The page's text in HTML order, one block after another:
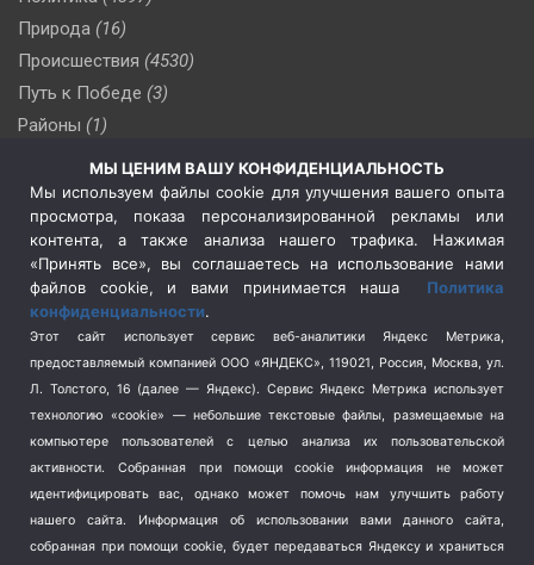
Природа (16)
Происшествия (4530)
Путь к Победе (3)
Районы (1)
(510)
Сельское хозяйство (3)
Социальная политика
(3)
Спецоперация в Украине
Спецоперация на Украине
(404)
Спорт (740)
Терроризм (1)
Транспорт (262)
Туризм (178)
Школа и спорт (2)
МЫ ЦЕНИМ ВАШУ КОНФИДЕНЦИАЛЬНОСТЬ
Мы используем файлы cookie для улучшения вашего опыта
просмотра, показа персонализированной рекламы или
контента, а также анализа нашего трафика. Нажимая
«Принять все», вы соглашаетесь на использование нами
файлов cookie, и вами принимается наша Политика
конфиденциальности.
Этот сайт использует сервис веб-аналитики Яндекс Метрика,
предоставляемый компанией ООО «ЯНДЕКС», 119021, Россия, Москва, ул.
Л. Толстого, 16 (далее — Яндекс). Сервис Яндекс Метрика использует
технологию «cookie» — небольшие текстовые файлы, размещаемые на
компьютере пользователей с целью анализа их пользовательской
активности.
Собранная при помощи cookie информация не может
идентифицировать вас, однако может помочь нам улучшить работу
нашего сайта. Информация об использовании вами данного сайта,
собранная при помощи cookie, будет передаваться Яндексу и храниться